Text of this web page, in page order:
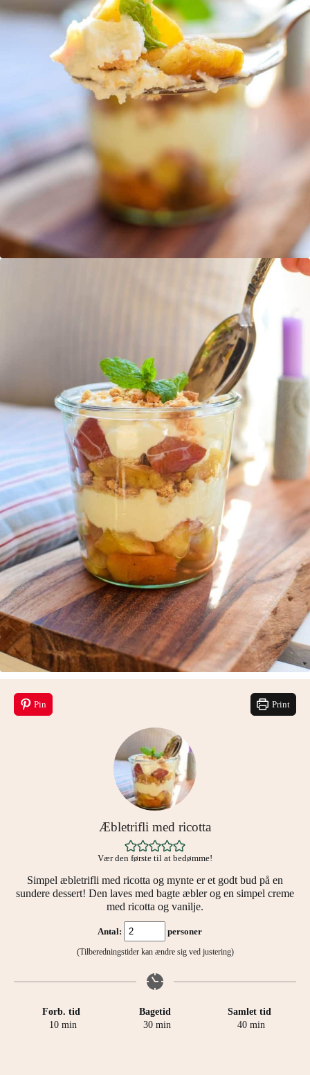
Pin Print
Æbletrifli med ricotta
Vær den første til at bedømme!
Simpel æbletrifli med ricotta og mynte er et godt bud på en
sundere dessert! Den laves med bagte æbler og en simpel creme
med ricotta og vanilje.
Antal: personer
(Tilberedningstider kan ændre sig ved justering)
Forb. tid
10minutter
min
Bagetid
30minutter
min
Samlet tid
40minutter
min